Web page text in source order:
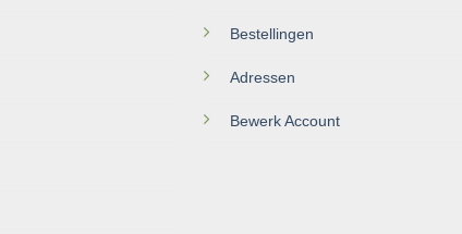
Bestellingen
Adressen
Bewerk Account